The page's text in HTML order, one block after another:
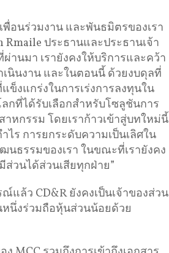
อนร่วมงาน และพันธมิตรของเรา
ประธานและประธานเจ้า
านมา เรายังคงให้บริการและคว้า
นินงาน และในตอนนี้ ด้วยงบดุลที่
ข็งแกร่งในการเร่งการลงทุนใน
กที่ได้รับเลือกสำหรับโซลูชันการ
หกรรม โดยเราก้าวเข้าสู่บทใหม่นี้
ไร การยกระดับความเป็นเลิศใน
นธรรมของเรา ในขณะที่เรายังคง
วนได้ส่วนเสียทุกฝ่าย”
แล้ว CD&R ยังคงเป็นเจ้าของส่วน
หนึ่งร่วมถือหุ้นส่วนน้อยด้วย